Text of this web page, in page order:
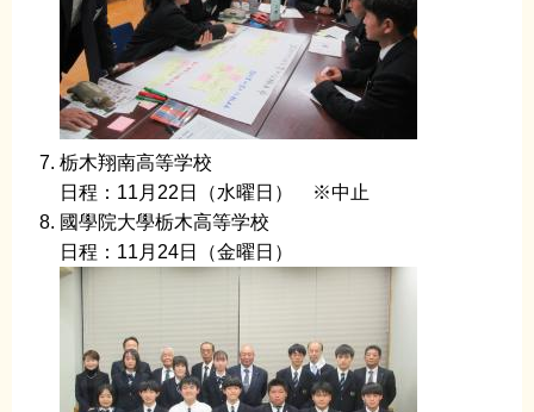
栃木翔南高等学校
日程：11月22日（水曜日） ※中止
國學院大學栃木高等学校
日程：11月24日（金曜日）